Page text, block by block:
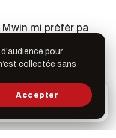
mi préfèr pa
vé pa konèt
amwin konm tout
écran
×
pour
collectée sans
Accepter